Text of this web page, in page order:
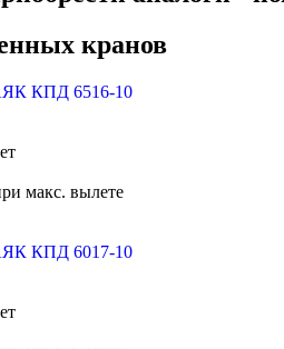
кранов
КПД 6516-10
макс. вылете
КПД 6017-10